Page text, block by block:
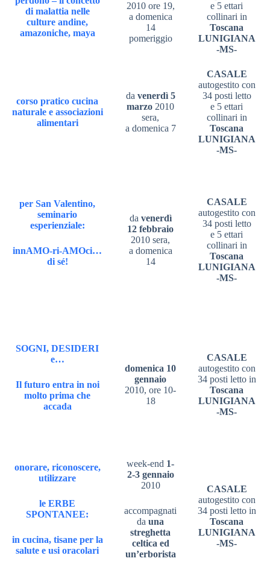
di malattia nelle
culture andine,
amazoniche, maya
2010 ore 19,
a domenica
14
pomeriggio
e 5 ettari
collinari in
Toscana
LUNIGIANA
-MS-
corso pratico cucina
naturale e associazioni
alimentari
da venerdì 5
marzo 2010
sera,
a domenica 7
CASALE
autogestito con
34 posti letto
e 5 ettari
collinari in
Toscana
LUNIGIANA
-MS-
per San Valentino,
seminario
esperienziale:
innAMO-ri-AMOci…
di sé!
da venerdì
12 febbraio
2010 sera,
a domenica
14
CASALE
autogestito con
34 posti letto
e 5 ettari
collinari in
Toscana
LUNIGIANA
-MS-
SOGNI, DESIDERI
e…
Il futuro entra in noi
molto prima che
accada
domenica 10
gennaio
2010, ore 10-
18
CASALE
autogestito con
34 posti letto in
Toscana
LUNIGIANA
-MS-
onorare, riconoscere,
utilizzare
le ERBE
SPONTANEE:
in cucina, tisane per la
salute e usi oracolari
week-end 1-
2-3 gennaio
2010
accompagnati
da una
streghetta
celtica ed
un’erborista
CASALE
autogestito con
34 posti letto in
Toscana
LUNIGIANA
-MS-